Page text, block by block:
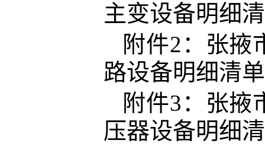
主变设备明细
附件2：张掖
路设备明细清单
附件3：张掖
压器设备明细